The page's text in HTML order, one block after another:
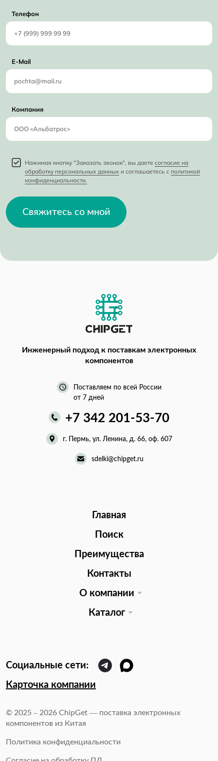
Телефон
E-Mail
Компания
Нажимая кнопку "Заказать звонок", вы даете согласие на
обработку персональных данных и соглашаетесь с политикой
конфиденциальности.
Свяжитесь со мной
Инженерный подход к поставкам электронных
компонентов
Поставляем по всей России
от 7 дней
+7 342 201-53-70
г. Пермь, ул. Ленина, д. 66, оф. 607
sdelki@chipget.ru
Главная
Поиск
Преимущества
Контакты
О компании
Каталог
Карточка компании
© 2025 – 2026 ChipGet — поставка электронных
компонентов из Китая
Политика конфиденциальности